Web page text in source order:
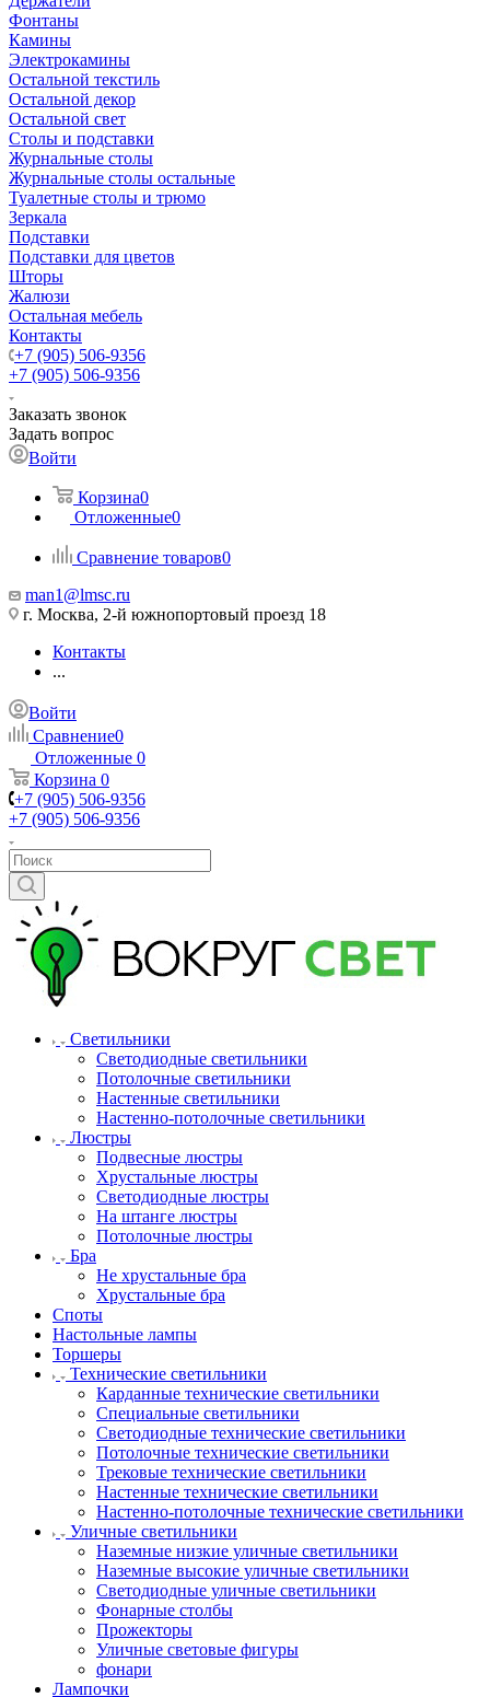
Фонтаны
Камины
Электрокамины
Остальной текстиль
Остальной декор
Остальной свет
Столы и подставки
Журнальные столы
Журнальные столы остальные
Туалетные столы и трюмо
Зеркала
Подставки
Подставки для цветов
Шторы
Жалюзи
Остальная мебель
Контакты
+7 (905) 506-9356
+7 (905) 506-9356
Заказать звонок
Задать вопрос
Войти
Корзина0
Отложенные0
Сравнение товаров0
man1@lmsc.ru
г. Москва, 2-й южнопортовый проезд 18
Контакты
...
Войти
Сравнение0
Отложенные 0
Корзина 0
+7 (905) 506-9356
+7 (905) 506-9356
Светильники
Светодиодные светильники
Потолочные светильники
Настенные светильники
Настенно-потолочные светильники
Люстры
Подвесные люстры
Хрустальные люстры
Светодиодные люстры
На штанге люстры
Потолочные люстры
Бра
Не хрустальные бра
Хрустальные бра
Споты
Настольные лампы
Торшеры
Технические светильники
Карданные технические светильники
Специальные светильники
Светодиодные технические светильники
Потолочные технические светильники
Трековые технические светильники
Настенные технические светильники
Настенно-потолочные технические светильники
Уличные светильники
Наземные низкие уличные светильники
Наземные высокие уличные светильники
Светодиодные уличные светильники
Фонарные столбы
Прожекторы
Уличные световые фигуры
фонари
Лампочки